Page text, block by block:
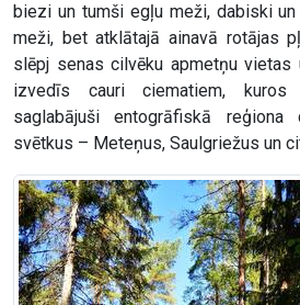
biezi un tumši egļu meži, dabiski
meži, bet atklātajā ainavā rotājas
slēpj senas cilvēku apmetņu vietas
izvedīs cauri ciematiem,
saglabājuši entogrāfiskā reģiona
svētkus – Meteņus, Saulgriežus un